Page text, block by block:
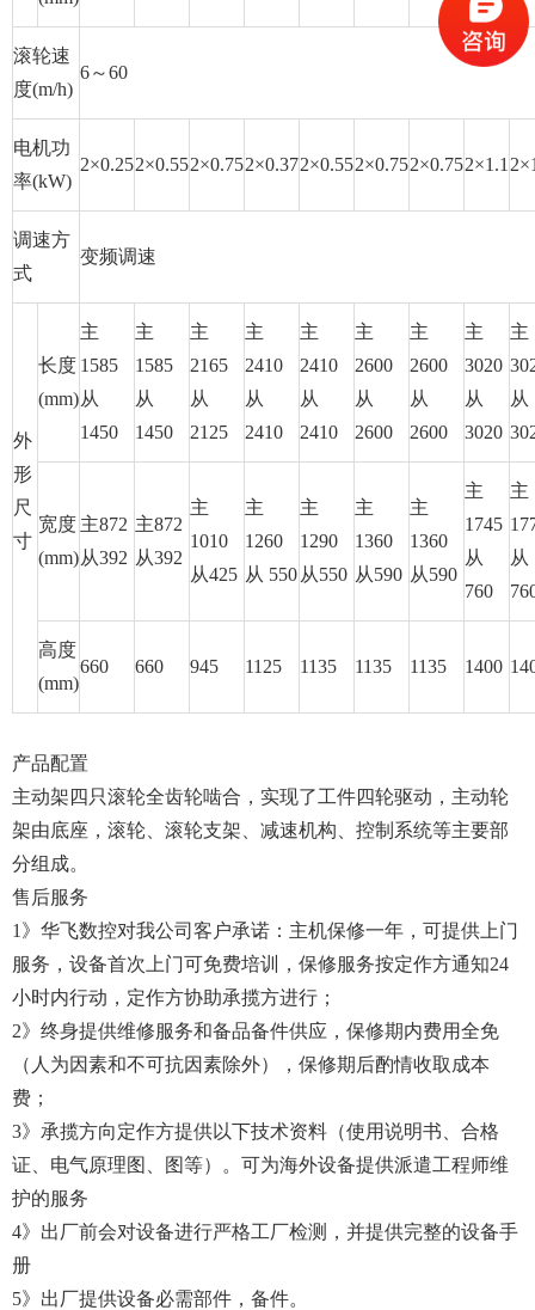
滚轮速
度(m/h)
6～60
电机功
率(kW)
2×0.252×0.552×0.752×0.372×0.552×0.752×0.752×1.1
调速方
式
变频调速
外
形
尺
寸
长度
(mm)
主
1585
从
1450
主
1585
从
1450
主
2165
从
2125
主
2410
从
2410
主
2410
从
2410
主
2600
从
2600
主
2600
从
2600
主
3020
从
3020
主
从
宽度
(mm)
主872
从392
主872
从392
主
1010
从425
主
1260
从 550
主
1290
从550
主
1360
从590
主
1360
从590
主
1745
从
760
主
从
高度
(mm)
660 660 945 1125 1135 1135 1135 1400
产品配置
主动架四只滚轮全齿轮啮合，实现了工件四轮驱动，主动轮
架由底座，滚轮、滚轮支架、减速机构、控制系统等主要部
分组成。
售后服务
1》华飞数控对我公司客户承诺：主机保修一年，可提供上门
服务，设备首次上门可免费培训，保修服务按定作方通知24
小时内行动，定作方协助承揽方进行；
2》终身提供维修服务和备品备件供应，保修期内费用全免
（人为因素和不可抗因素除外），保修期后酌情收取成本
费；
3》承揽方向定作方提供以下技术资料（使用说明书、合格
证、电气原理图、图等）。可为海外设备提供派遣工程师维
护的服务
4》出厂前会对设备进行严格工厂检测，并提供完整的设备手
册
5》出厂提供设备必需部件，备件。